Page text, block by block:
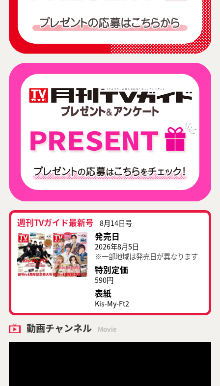
週刊TVガイド最新号 8月14日号
発売日
2026年8月5日
※一部地域は発売日が異なります
特別定価
590円
表紙
Kis-My-Ft2
動画チャンネル Movie